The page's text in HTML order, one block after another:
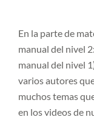
En la parte de
manual del nivel
manual del nivel
varios autores
muchos temas
en los videos de